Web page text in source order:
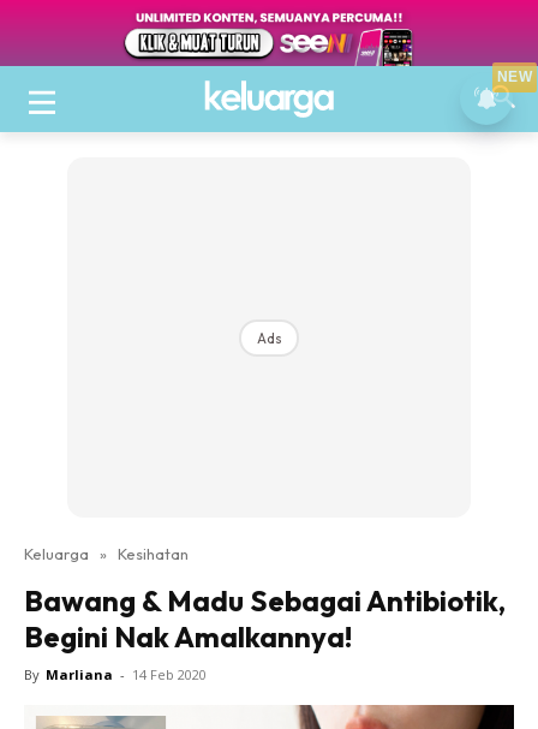
Ads
Keluarga » Kesihatan
Bawang & Madu Sebagai Antibiotik,
Begini Nak Amalkannya!
By Marliana - 14 Feb 2020
NEW